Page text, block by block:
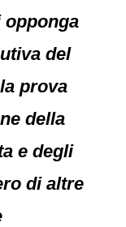
opponga
del
prova
della
e degli
di altre